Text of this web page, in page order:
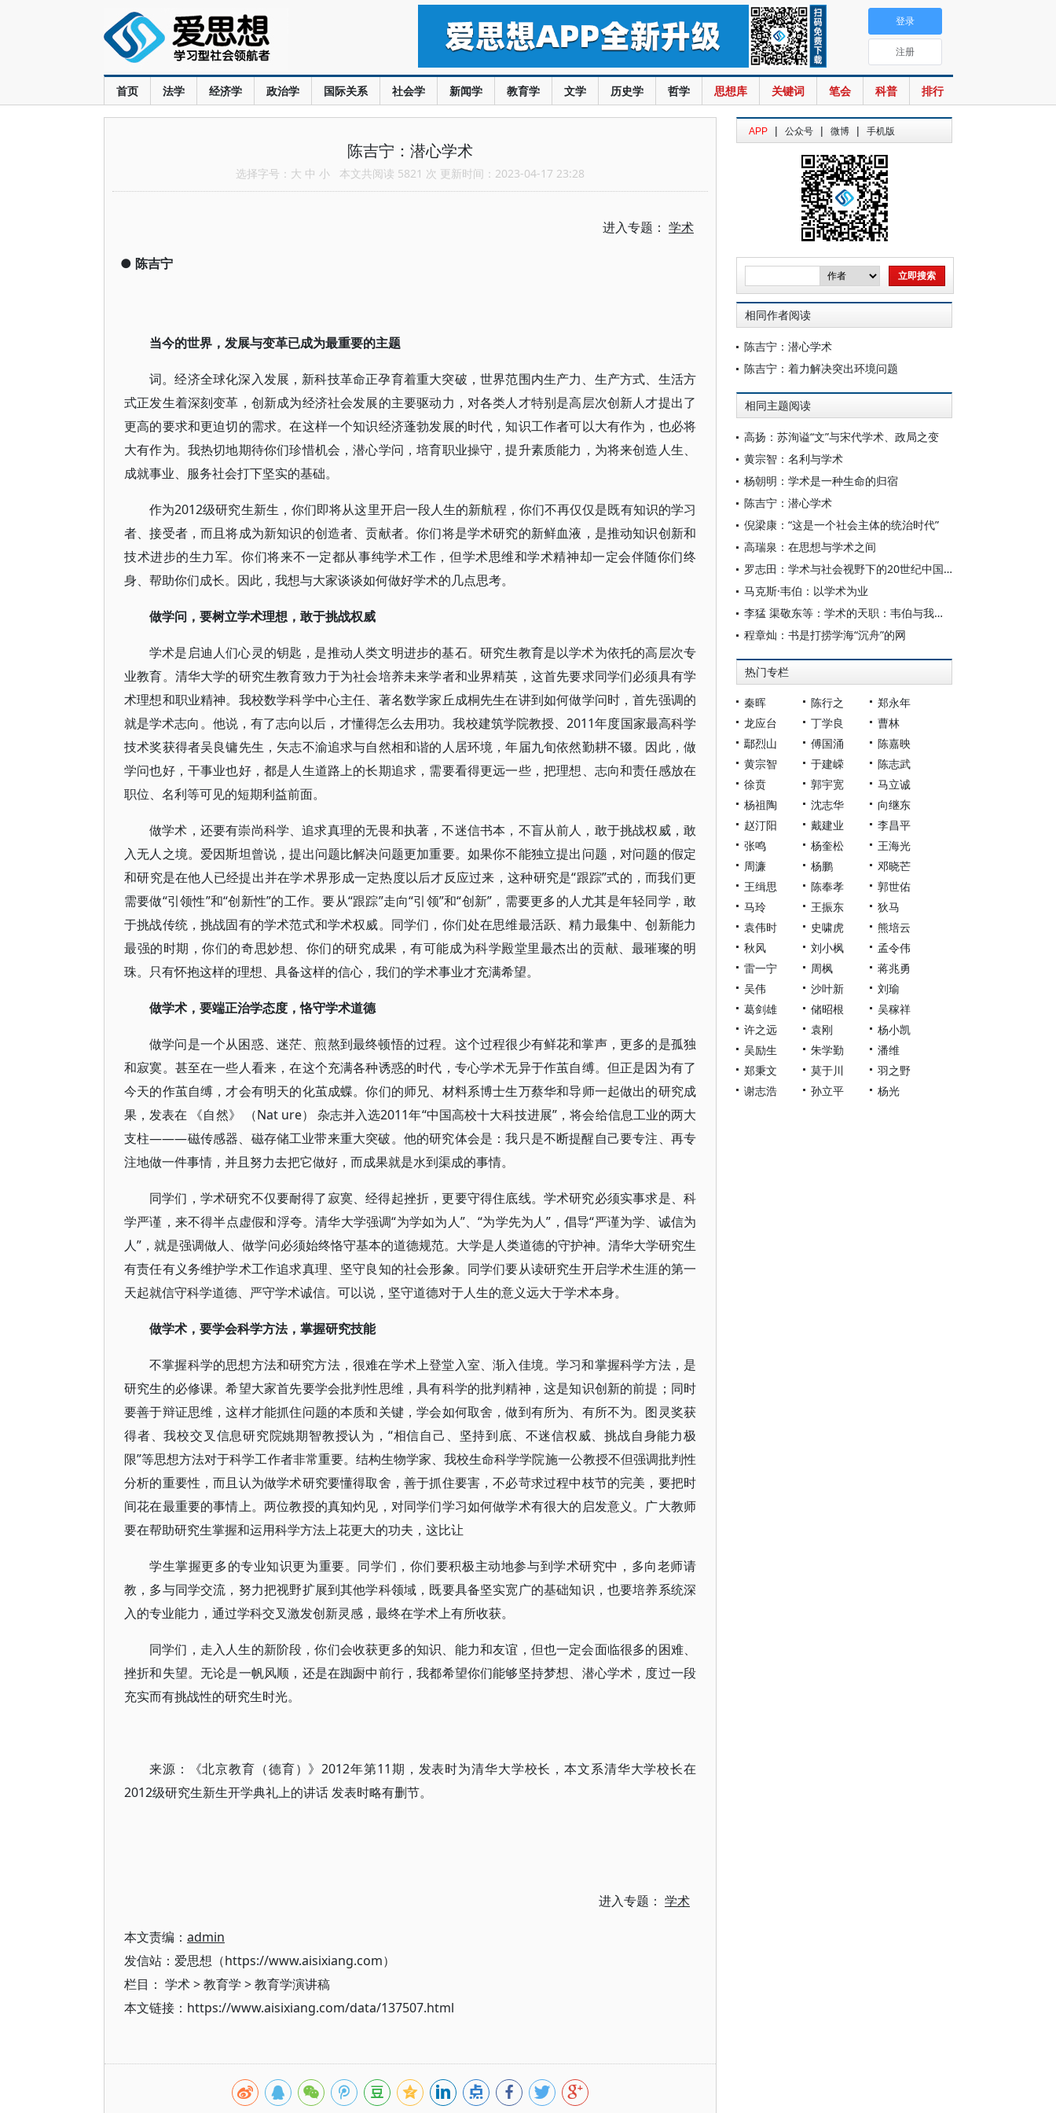
首页 法学 经济学 政治学 国际关系 社会学 新闻学 教育学 文学 历史学 哲学 思想库 关键词 笔会 科普 排行
登录
注册
陈吉宁：潜心学术
选择字号： 大 中 小 本文共阅读 5821 次 更新时间：2023-04-17 23:28
进入专题： 学术
● 陈吉宁
当今的世界，发展与变革已成为最重要的主题
词。经济全球化深入发展，新科技革命正孕育着重大突破，世界范围内生产力、生产方式、生活方
式正发生着深刻变革，创新成为经济社会发展的主要驱动力，对各类人才特别是高层次创新人才提出了
更高的要求和更迫切的需求。在这样一个知识经济蓬勃发展的时代，知识工作者可以大有作为，也必将
大有作为。我热切地期待你们珍惜机会，潜心学问，培育职业操守，提升素质能力，为将来创造人生、
成就事业、服务社会打下坚实的基础。
作为2012级研究生新生，你们即将从这里开启一段人生的新航程，你们不再仅仅是既有知识的学习
者、接受者，而且将成为新知识的创造者、贡献者。你们将是学术研究的新鲜血液，是推动知识创新和
技术进步的生力军。你们将来不一定都从事纯学术工作，但学术思维和学术精神却一定会伴随你们终
身、帮助你们成长。因此，我想与大家谈谈如何做好学术的几点思考。
做学问，要树立学术理想，敢于挑战权威
学术是启迪人们心灵的钥匙，是推动人类文明进步的基石。研究生教育是以学术为依托的高层次专
业教育。清华大学的研究生教育致力于为社会培养未来学者和业界精英，这首先要求同学们必须具有学
术理想和职业精神。我校数学科学中心主任、著名数学家丘成桐先生在讲到如何做学问时，首先强调的
就是学术志向。他说，有了志向以后，才懂得怎么去用功。我校建筑学院教授、2011年度国家最高科学
技术奖获得者吴良镛先生，矢志不渝追求与自然相和谐的人居环境，年届九旬依然勤耕不辍。因此，做
学问也好，干事业也好，都是人生道路上的长期追求，需要看得更远一些，把理想、志向和责任感放在
职位、名利等可见的短期利益前面。
做学术，还要有崇尚科学、追求真理的无畏和执著，不迷信书本，不盲从前人，敢于挑战权威，敢
入无人之境。爱因斯坦曾说，提出问题比解决问题更加重要。如果你不能独立提出问题，对问题的假定
和研究是在他人已经提出并在学术界形成一定热度以后才反应过来，这种研究是“跟踪”式的，而我们更
需要做“引领性”和“创新性”的工作。要从“跟踪”走向“引领”和“创新”，需要更多的人尤其是年轻同学，敢
于挑战传统，挑战固有的学术范式和学术权威。同学们，你们处在思维最活跃、精力最集中、创新能力
最强的时期，你们的奇思妙想、你们的研究成果，有可能成为科学殿堂里最杰出的贡献、最璀璨的明
珠。只有怀抱这样的理想、具备这样的信心，我们的学术事业才充满希望。
做学术，要端正治学态度，恪守学术道德
做学问是一个从困惑、迷茫、煎熬到最终顿悟的过程。这个过程很少有鲜花和掌声，更多的是孤独
和寂寞。甚至在一些人看来，在这个充满各种诱惑的时代，专心学术无异于作茧自缚。但正是因为有了
今天的作茧自缚，才会有明天的化茧成蝶。你们的师兄、材料系博士生万蔡华和导师一起做出的研究成
果，发表在 《自然》 （Nat ure） 杂志并入选2011年“中国高校十大科技进展”，将会给信息工业的两大
支柱———磁传感器、磁存储工业带来重大突破。他的研究体会是：我只是不断提醒自己要专注、再专
注地做一件事情，并且努力去把它做好，而成果就是水到渠成的事情。
同学们，学术研究不仅要耐得了寂寞、经得起挫折，更要守得住底线。学术研究必须实事求是、科
学严谨，来不得半点虚假和浮夸。清华大学强调“为学如为人”、“为学先为人”，倡导“严谨为学、诚信为
人”，就是强调做人、做学问必须始终恪守基本的道德规范。大学是人类道德的守护神。清华大学研究生
有责任有义务维护学术工作追求真理、坚守良知的社会形象。同学们要从读研究生开启学术生涯的第一
天起就信守科学道德、严守学术诚信。可以说，坚守道德对于人生的意义远大于学术本身。
做学术，要学会科学方法，掌握研究技能
不掌握科学的思想方法和研究方法，很难在学术上登堂入室、渐入佳境。学习和掌握科学方法，是
研究生的必修课。希望大家首先要学会批判性思维，具有科学的批判精神，这是知识创新的前提；同时
要善于辩证思维，这样才能抓住问题的本质和关键，学会如何取舍，做到有所为、有所不为。图灵奖获
得者、我校交叉信息研究院姚期智教授认为，“相信自己、坚持到底、不迷信权威、挑战自身能力极
限”等思想方法对于科学工作者非常重要。结构生物学家、我校生命科学学院施一公教授不但强调批判性
分析的重要性，而且认为做学术研究要懂得取舍，善于抓住要害，不必苛求过程中枝节的完美，要把时
间花在最重要的事情上。两位教授的真知灼见，对同学们学习如何做学术有很大的启发意义。广大教师
要在帮助研究生掌握和运用科学方法上花更大的功夫，这比让
学生掌握更多的专业知识更为重要。同学们，你们要积极主动地参与到学术研究中，多向老师请
教，多与同学交流，努力把视野扩展到其他学科领域，既要具备坚实宽广的基础知识，也要培养系统深
入的专业能力，通过学科交叉激发创新灵感，最终在学术上有所收获。
同学们，走入人生的新阶段，你们会收获更多的知识、能力和友谊，但也一定会面临很多的困难、
挫折和失望。无论是一帆风顺，还是在踟蹰中前行，我都希望你们能够坚持梦想、潜心学术，度过一段
充实而有挑战性的研究生时光。
来源：《北京教育（德育）》2012年第11期，发表时为清华大学校长，本文系清华大学校长在
2012级研究生新生开学典礼上的讲话 发表时略有删节。
进入专题： 学术
本文责编： admin
发信站：爱思想（https://www.aisixiang.com）
栏目： 学术>教育学 >教育学演讲稿
本文链接：https://www.aisixiang.com/data/137507.html
APP | 公众号 | 微博 | 手机版
相同作者阅读
陈吉宁：潜心学术
陈吉宁：着力解决突出环境问题
相同主题阅读
高扬：苏洵谥“文”与宋代学术、政局之变
黄宗智：名利与学术
杨朝明：学术是一种生命的归宿
陈吉宁：潜心学术
倪梁康：“这是一个社会主体的统治时代”
高瑞泉：在思想与学术之间
罗志田：学术与社会视野下的20世纪中国史学
马克斯·韦伯：以学术为业
李猛 渠敬东等：学术的天职：韦伯与我们时代的对话
程章灿：书是打捞学海“沉舟”的网
热门专栏
秦晖 陈行之
郑永年
龙应台
丁学良
曹林
鄢烈山
傅国涌
陈嘉映
黄宗智
于建嵘
陈志武
徐贲
郭宇宽
马立诚
杨祖陶
沈志华
向继东
赵汀阳
戴建业
李昌平
张鸣
杨奎松
王海光
周濂
杨鹏
邓晓芒
王缉思
陈奉孝
郭世佑
马玲
王振东
狄马
袁伟时
史啸虎
熊培云
秋风
刘小枫
孟令伟
雷一宁
周枫
蒋兆勇
吴伟
沙叶新
刘瑜
葛剑雄
储昭根
吴稼祥
许之远
袁刚
杨小凯
吴励生
朱学勤
潘维
郑秉文
莫于川
羽之野
谢志浩
孙立平 杨光